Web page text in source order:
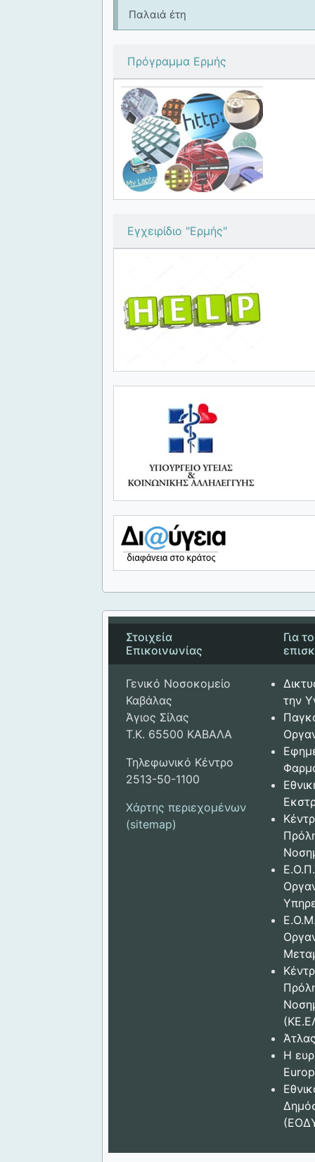
Παλαιά έτη
Πρόγραμμα Ερμής
Εγχειρίδιο "Ερμής"
Στοιχεία
Επικοινωνίας
Γενικό Νοσοκομείο
Καβάλας
Άγιος Σίλας
Τ.Κ. 65500 ΚΑΒΑΛΑ
Τηλεφωνικό Κέντρο
2513-50-1100
Χάρτης περιεχομένων
(sitemap)
Για
την
Η